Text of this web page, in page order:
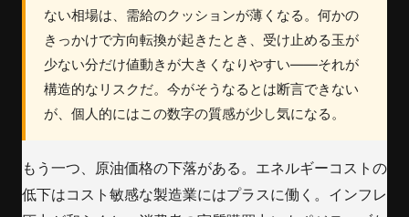
ない相場は、需給のクッションが薄くなる。何かの
きっかけで方向転換が起きたとき、受け止める玉が
少ない分だけ値動きが大きくなりやすい——それが
構造的なリスクだ。今がそうなるとは断言できない
が、個人的にはこの数字の質感が少し気になる。
もう一つ、原油価格の下落がある。エネルギーコストの
低下はコスト敏感な製造業にはプラスに働く。インフレ